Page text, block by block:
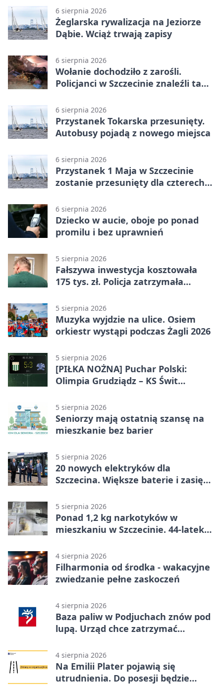
6 sierpnia 2026
Żeglarska rywalizacja na Jeziorze
Dąbie. Wciąż trwają zapisy
6 sierpnia 2026
Wołanie dochodziło z zarośli.
Policjanci w Szczecinie znaleźli tam
6 sierpnia 2026
Przystanek Tokarska przesunięty.
Autobusy pojadą z nowego miejsca
6 sierpnia 2026
Przystanek 1 Maja w Szczecinie
zostanie przesunięty dla czterech
6 sierpnia 2026
Dziecko w aucie, oboje po ponad
promilu i bez uprawnień
5 sierpnia 2026
Fałszywa inwestycja kosztowała
175 tys. zł. Policja zatrzymała
5 sierpnia 2026
Muzyka wyjdzie na ulice. Osiem
orkiestr wystąpi podczas Żagli 2026
5 sierpnia 2026
[PIŁKA NOŻNA] Puchar Polski:
Olimpia Grudziądz – KS Świt
stracił dwubramkowe prowadzenie
5 sierpnia 2026
Seniorzy mają ostatnią szansę na
mieszkanie bez barier
5 sierpnia 2026
20 nowych elektryków dla
Szczecina. Większe baterie i zasięg
5 sierpnia 2026
Ponad 1,2 kg narkotyków w
mieszkaniu w Szczecinie. 44-latek
4 sierpnia 2026
Filharmonia od środka - wakacyjne
zwiedzanie pełne zaskoczeń
4 sierpnia 2026
Baza paliw w Podjuchach znów pod
lupą. Urząd chce zatrzymać
4 sierpnia 2026
Na Emilii Plater pojawią się
utrudnienia. Do posesji będzie